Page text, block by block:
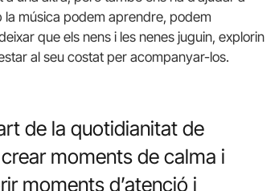
la música podem aprendre, podem
que els nens i les nenes juguin, explorin
al seu costat per acompanyar-los.
de la quotidianitat de
moments de calma i
moments d’atenció i